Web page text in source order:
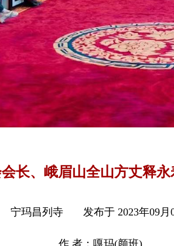
长、峨眉山全山方丈释
宁玛昌列寺 发布于 2023年09